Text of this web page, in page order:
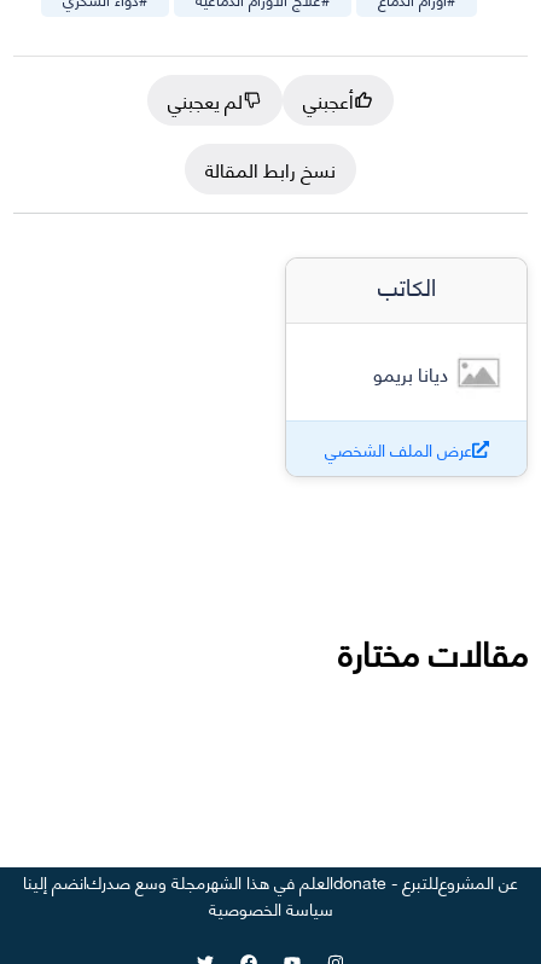
أعجبني
لم يعجبني
نسخ رابط المقالة
الكاتب
ديانا بريمو
عرض الملف الشخصي
مقالات مختارة
عن المشروعللتبرع - donate العلم في هذا الشهرمجلة وسع صدركانضم إلينا
سياسة الخصوصية